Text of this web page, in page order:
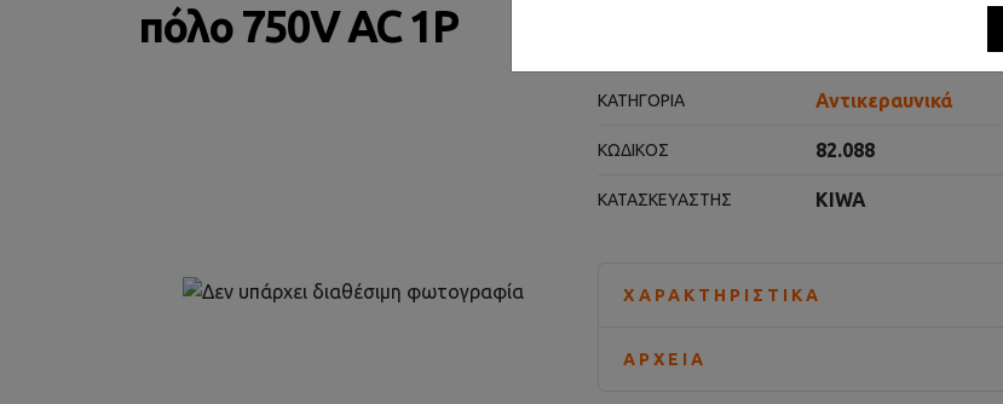
πόλο 750V AC 1P
ΚΑΤΗΓΟΡΊΑ Αντικεραυνικά
ΚΩΔΙΚΌΣ 82.088
ΚΑΤΑΣΚΕΥΑΣΤΉΣ KIWA
ΧΑΡΑΚΤΗΡΙΣΤΙΚΆ
ΑΡΧΕΊΑ